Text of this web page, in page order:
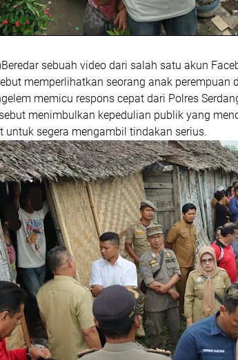
sebuah video dari salah satu akun
memperlihatkan seorang anak perempuan
memicu respons cepat dari Polres
menimbulkan kepedulian publik yang
untuk segera mengambil tindakan serius.